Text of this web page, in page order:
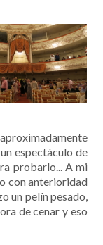
espectáculo de
probarlo... A mi
con anterioridad
un pelín pesado,
de cenar y eso